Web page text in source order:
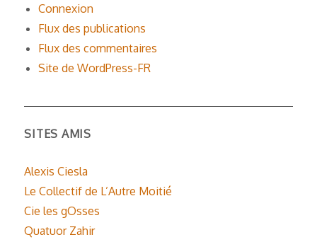
Connexion
Flux des publications
Flux des commentaires
Site de WordPress-FR
SITES AMIS
Alexis Ciesla
Le Collectif de L’Autre Moitié
Cie les gOsses
Quatuor Zahir